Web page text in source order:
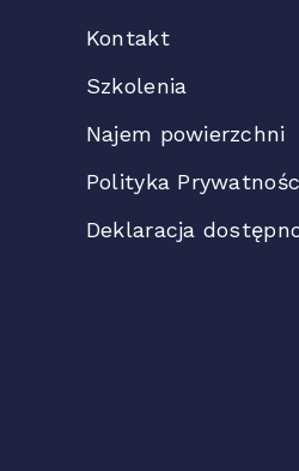
Kontakt
Szkolenia
Najem powierzchni
Polityka
Deklaracja